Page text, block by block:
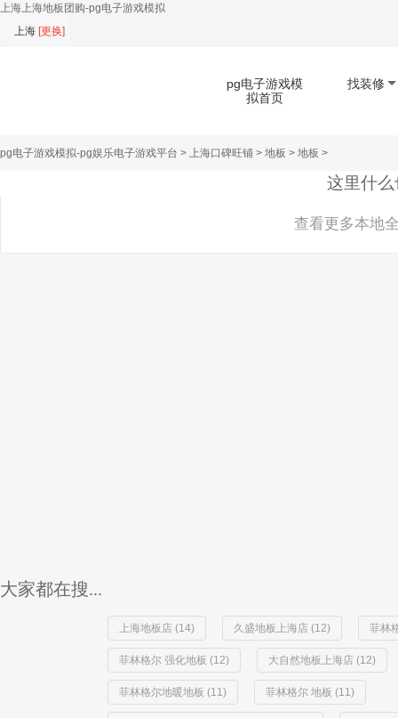
上海上海地板团购-pg电子游戏模拟
上海 [更换]
pg电子游戏模
拟首页
找装修
扫码下载app
pg电子游戏模拟-pg娱乐电子游戏平台 > 上海口碑旺铺 > 地板 > 地板 >
这里什
查看更多本地
大家都在搜...
上海地板店 (14) 久盛地板上海店 (12) 菲林
菲林格尔 强化地板 (12) 大自然地板上海店 (12)
菲林格尔地暖地板 (11) 菲林格尔 地板 (11)